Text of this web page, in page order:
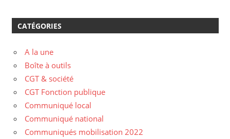
CATÉGORIES
A la une
Boîte à outils
CGT & société
CGT Fonction publique
Communiqué local
Communiqué national
Communiqués mobilisation 2022